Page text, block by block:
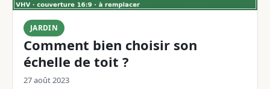
JARDIN
Comment bien choisir son
échelle de toit ?
27 août 2023